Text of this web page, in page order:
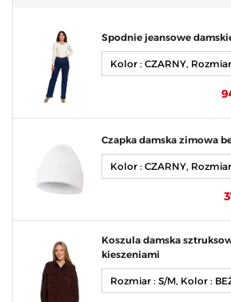
Spodnie jeansowe
Czapka damska zimowa
Koszula damska
kieszeniami